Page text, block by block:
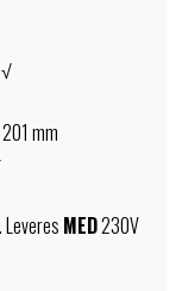
mm
MED230V